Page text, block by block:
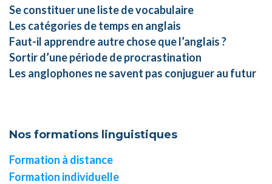
Se constituer une liste de vocabulaire
Les catégories de temps en anglais
Faut-il apprendre autre chose que l’anglais ?
Sortir d’une période de procrastination
Les anglophones ne savent pas conjuguer au futur
Nos formations linguistiques
Formation à distance
Formation individuelle